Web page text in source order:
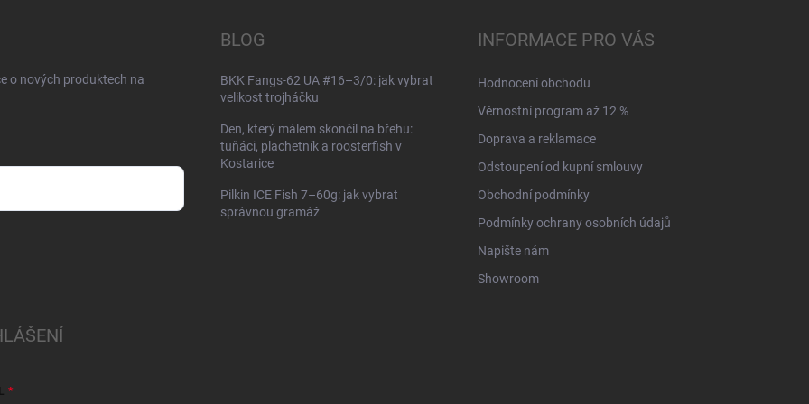
o nových produktech na
BLOG
BKK Fangs-62 UA #16–3/0: jak vybrat
velikost trojháčku
Den, který málem skončil na břehu:
tuňáci, plachetník a roosterfish v
Kostarice
Pilkin ICE Fish 7–60g: jak vybrat
správnou gramáž
INFORMACE PRO VÁS
Hodnocení obchodu
Věrnostní program až 12 %
Doprava a reklamace
Odstoupení od kupní smlouvy
Obchodní podmínky
Podmínky ochrany osobních údajů
Napište nám
Showroom